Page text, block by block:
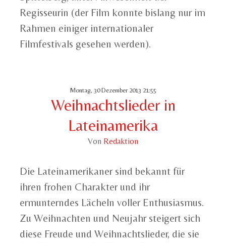
Regisseurin (der Film konnte bislang nur im
Rahmen einiger internationaler
Filmfestivals gesehen werden).
Montag, 30 Dezember 2013 21:55
Weihnachtslieder in
Lateinamerika
Von Redaktion
Die Lateinamerikaner sind bekannt für
ihren frohen Charakter und ihr
ermunterndes Lächeln voller Enthusiasmus.
Zu Weihnachten und Neujahr steigert sich
diese Freude und Weihnachtslieder, die sie